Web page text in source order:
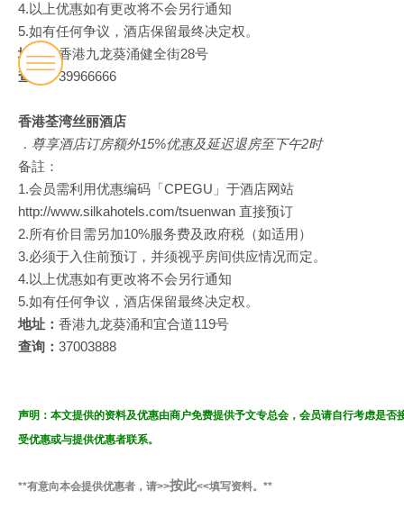
4.以上优惠如有更改将不会另行通知
5.如有任何争议，酒店保留最终决定权。
地址：香港九龙葵涌健全街28号
查询：39966666
香港荃湾丝丽酒店
．尊享酒店订房额外15%优惠及延迟退房至下午2时
备註：
1.会员需利用优惠编码「CPEGU」于酒店网站
http://www.silkahotels.com/tsuenwan 直接预订
2.所有价目需另加10%服务费及政府税（如适用）
3.必须于入住前预订，并须视乎房间供应情况而定。
4.以上优惠如有更改将不会另行通知
5.如有任何争议，酒店保留最终决定权。
地址： 香港九龙葵涌和宜合道119号
查询： 37003888
声明：本文提供的资料及优惠由商户免费提供予文专总会，会员请自行考虑是否
受优惠或与提供优惠者联系。
**有意向本会提供优惠者，请>>按此<<填写资料。**